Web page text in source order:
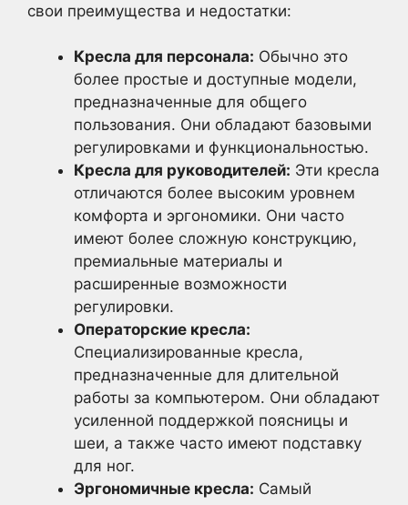
свои преимущества и недостатки:
Кресла для персонала: Обычно это
более простые и доступные модели,
предназначенные для общего
пользования. Они обладают базовыми
регулировками и функциональностью.
Кресла для руководителей: Эти кресла
отличаются более высоким уровнем
комфорта и эргономики. Они часто
имеют более сложную конструкцию,
премиальные материалы и
расширенные возможности
регулировки.
Операторские кресла:
Специализированные кресла,
предназначенные для длительной
работы за компьютером. Они обладают
усиленной поддержкой поясницы и
шеи, а также часто имеют подставку
для ног.
Эргономичные кресла: Самый